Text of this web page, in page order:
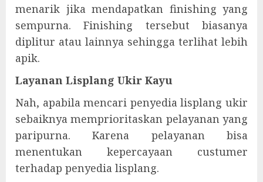
menarik jika mendapatkan finishing yang
sempurna. Finishing tersebut biasanya
diplitur atau lainnya sehingga terlihat lebih
apik.
Layanan Lisplang Ukir Kayu
Nah, apabila mencari penyedia lisplang ukir
sebaiknya memprioritaskan pelayanan yang
paripurna. Karena pelayanan bisa
menentukan kepercayaan custumer
terhadap penyedia lisplang.